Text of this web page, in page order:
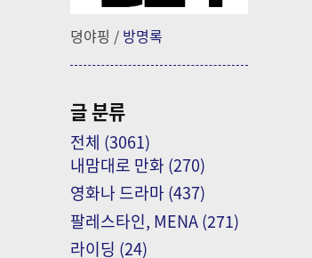
뎡야핑 / 방명록
글 분류
전체 (3061)
내맘대로 만화 (270)
영화나 드라마 (437)
팔레스타인, MENA(271)
라이딩 (24)